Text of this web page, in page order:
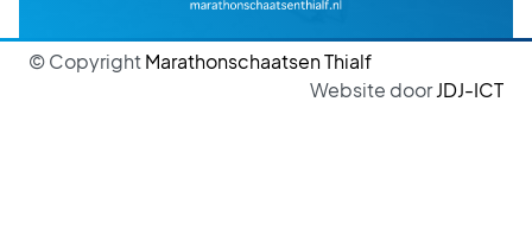
© CopyrightMarathonschaatsen Thialf
Website doorJDJ-ICT